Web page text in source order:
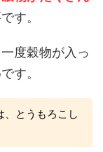
す。
度穀物が入っ
す。
、とうもろこし